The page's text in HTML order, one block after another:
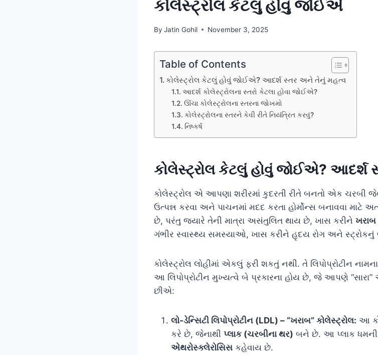
કોલેસ્ટ્રોલ કેટલું હોવું જોઈએ
By Jatin Gohil November 3, 2025
Table of Contents
કોલેસ્ટ્રોલ કેટલું હોવું જોઈએ? આદર્શ સ્તર અને તેનું મહત્વ
આદર્શ કોલેસ્ટ્રોલના સ્તરો કેટલા હોવા જોઈએ?
ઊંચા કોલેસ્ટ્રોલના સ્તરના જોખમો
કોલેસ્ટ્રોલના સ્તરને કેવી રીતે નિયંત્રિત કરવું?
નિષ્કર્ષ
કોલેસ્ટ્રોલ કેટલું હોવું જોઈએ?
કોલેસ્ટ્રોલ એ આપણા શરીરમાં કુદરતી રીતે બનતો એક ચરબી જેવો
ઉત્પન્ન કરવા અને પાચનમાં મદદ કરતા હોર્મોન્સ બનાવવા માટે
છે, પરંતુ જ્યારે તેની માત્રા અસંતુલિત થાય છે, ખાસ કરીને ખરાબ
ગંભીર સ્વાસ્થ્ય સમસ્યાઓ, ખાસ કરીને હૃદય રોગ અને સ્ટ્રોકનું
કોલેસ્ટ્રોલ લોહીમાં એકલું ફરી શકતું નથી. તે લિપોપ્રોટીન
આ લિપોપ્રોટીન મુખ્યત્વે બે પ્રકારના હોય છે, જે આપણે
છીએ:
લો-ડેન્સિટી લિપોપ્રોટીન (LDL) – “ખરાબ” કોલેસ્ટ્રોલ: આ
કરે છે, જેનાથી પ્લાક (ચરબીના થર) બને છે. આ પ્લાક
એથરોસ્ક્લેરોસિસ કહેવાય છે.